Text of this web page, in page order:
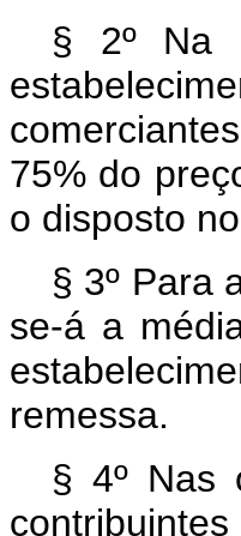
§ 2º Na
75% do
o disposto
§ 3º Para
se-á a
remessa.
§ 4º Nas